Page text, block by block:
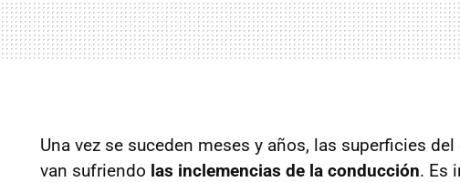
Una vez se suceden meses y años, las superficies
van sufriendo las inclemencias de la conducción. Es